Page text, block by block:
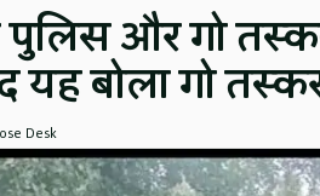
और गो
बोला गो
Desk